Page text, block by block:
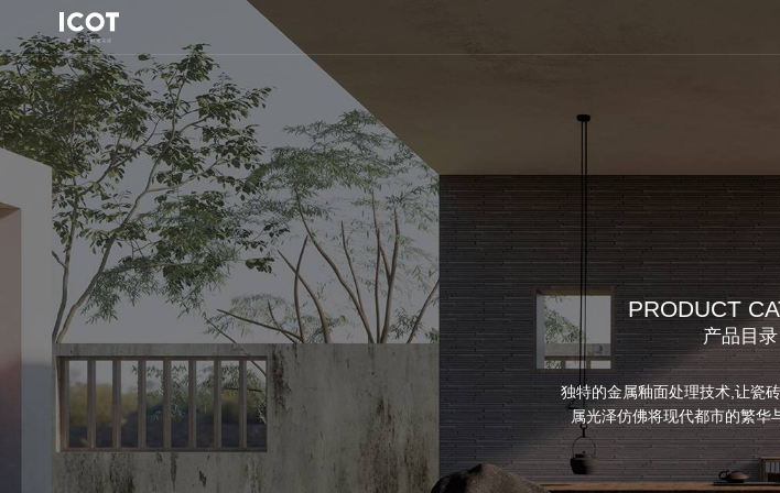
PRODUCT
产品目录
独特的金属釉面处理技术,让瓷
属光泽仿佛将现代都市的繁华